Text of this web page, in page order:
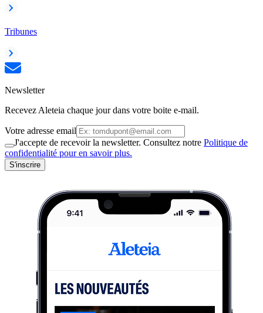
Tribunes
Newsletter
Recevez Aleteia chaque jour dans votre boite e-mail.
Votre adresse email
J'accepte de recevoir la newsletter. Consultez notre Politique de
confidentialité pour en savoir plus.
S'inscrire